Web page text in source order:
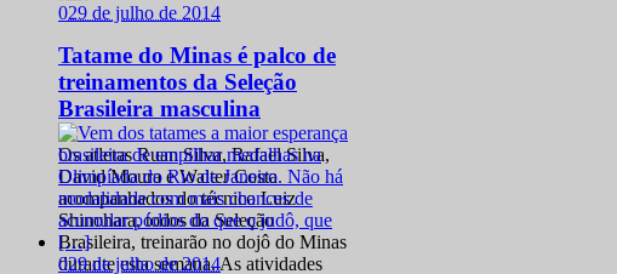
029 de julho de 2014
Tatame do Minas é palco de
treinamentos da Seleção
Brasileira masculina
Os atletas Ruan Silva, Rafael Silva,
David Moura e Walter Costa
acompanhados do técnico Luiz
Shinohara, todos da Seleção
Brasileira, treinarão no dojô do Minas
durante esta semana. As atividades
029 de julho de 2014